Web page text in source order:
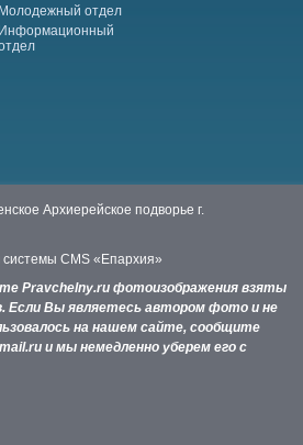
Молодежный отдел
Информационный
Архиерейское подворье г.
системы CMS «Епархия»
Pravchelny.ru фотоизображения взяты
Если Вы являетесь автором фото и не
на нашем сайте, сообщите
и мы немедленно уберем его с